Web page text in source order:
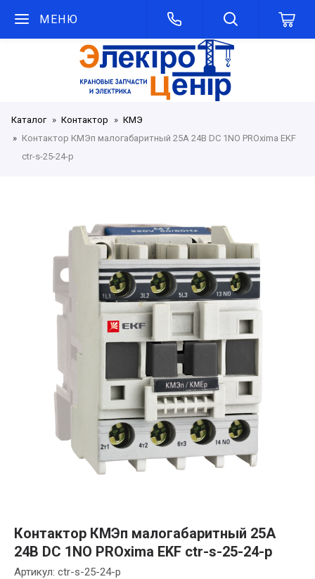
МЕНЮ
Каталог Контактор
КМЭ
Контактор КМЭп малогабаритный 25А 24В DC 1NO PROxima EKF
ctr-s-25-24-p
Контактор КМЭп малогабаритный 25А
24В DC 1NO PROxima EKF ctr-s-25-24-p
Артикул: ctr-s-25-24-p